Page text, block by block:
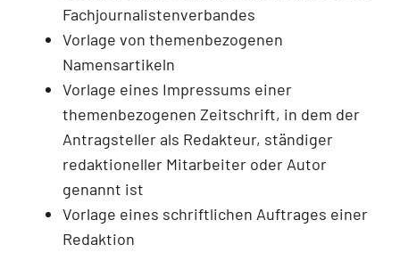
Fachjournalistenverbandes
Vorlage von themenbezogenen
Namensartikeln
Vorlage eines Impressums einer
themenbezogenen Zeitschrift, in dem der
Antragsteller als Redakteur, ständiger
redaktioneller Mitarbeiter oder Autor
genannt ist
Vorlage eines schriftlichen Auftrages einer
Redaktion